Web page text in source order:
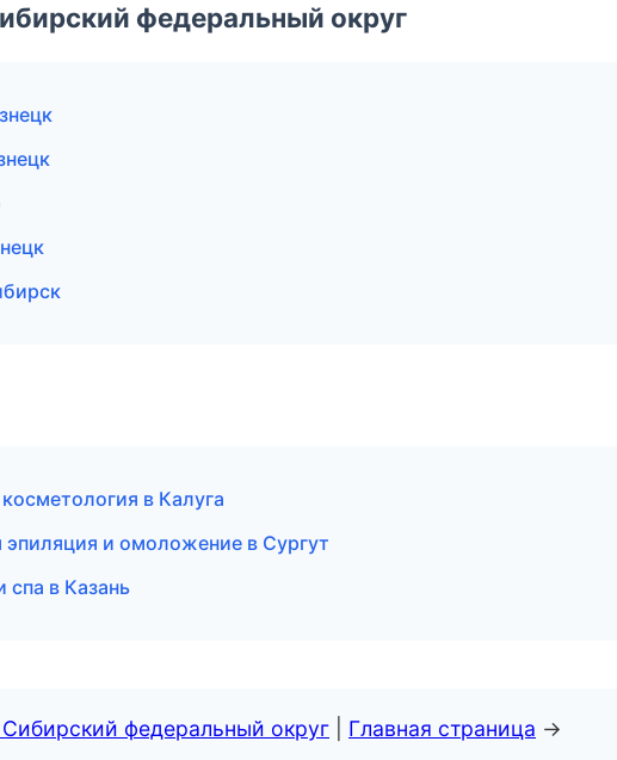
федеральный округ
в Калуга
и омоложение в Сургут
в Казань
федеральный округ Главная страница →